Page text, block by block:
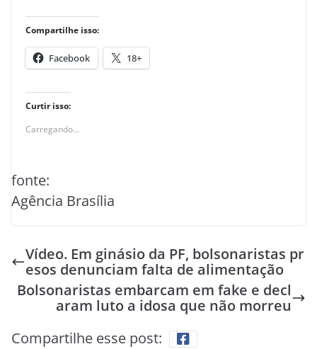
Compartilhe isso:
Facebook 18+
Curtir isso:
Carregando...
fonte:
Agência Brasília
Vídeo. Em ginásio da PF, bolsonaristas pr
esos denunciam falta de alimentação
Bolsonaristas embarcam em fake e decl
aram luto a idosa que não morreu
Compartilhe esse post: